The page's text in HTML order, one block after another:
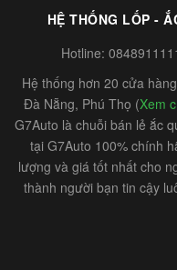
HỆ THỐNG LỐP -
Hotline:
Hệ thống hơn 20 cửa
Đà Nẵng, Phú Thọ (Xem
G7Auto là chuỗi bán lẻ ắc
tại G7Auto 100% chính
lượng và giá tốt nhất cho
thành người bạn tin cậy